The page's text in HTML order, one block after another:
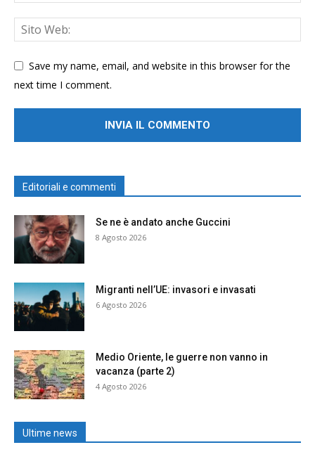
Save my name, email, and website in this browser for the
next time I comment.
Editoriali e commenti
Se ne è andato anche Guccini
8 Agosto 2026
Migranti nell’UE: invasori e invasati
6 Agosto 2026
Medio Oriente, le guerre non vanno in
vacanza (parte 2)
4 Agosto 2026
Ultime news